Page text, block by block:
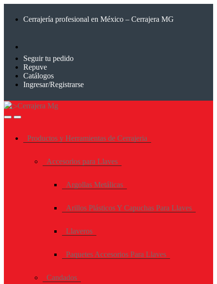
Cerrajería profesional en México – Cerrajera MG
Seguir tu pedido
Repuve
Catálogos
Ingresar/Registrarse
Productos y Herramientas de Cerrajeria
Accesorios para Llaves
Argollas Metálicas
Arillos Plásticos Y Capuchas Para Llaves
Llaveros
Paquetes Accesorios Para Llaves
Candados